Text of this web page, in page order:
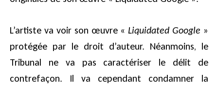
L’artiste va voir son œuvre « Liquidated Google »
protégée par le droit d’auteur. Néanmoins, le
Tribunal ne va pas caractériser le délit de
contrefaçon. Il va cependant condamner la